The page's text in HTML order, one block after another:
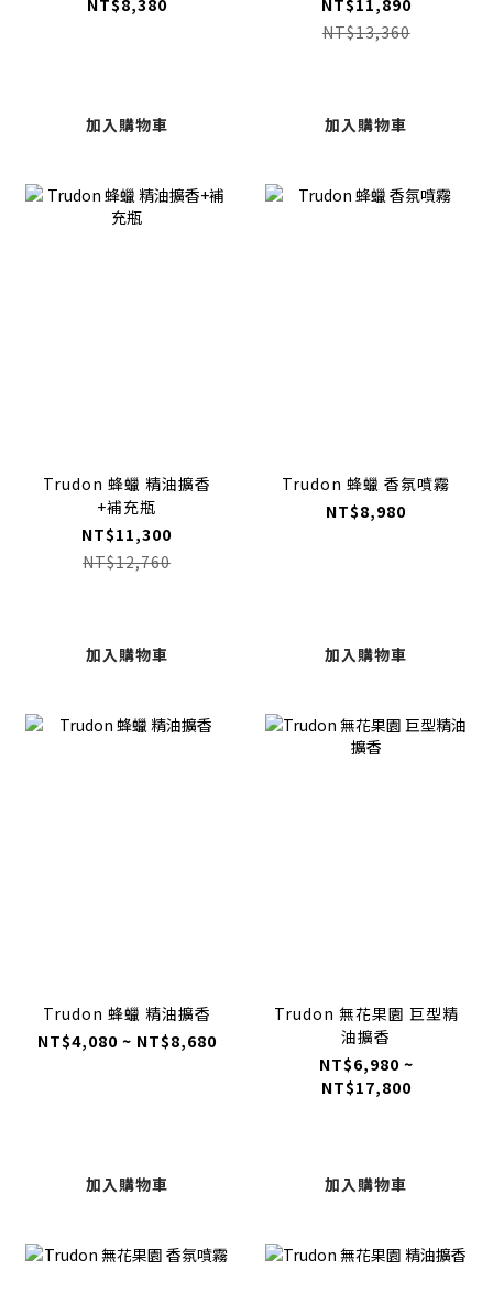
NT$8,380
加入購物車
NT$11,890
NT$13,360
加入購物車
Trudon 蜂蠟 精油擴香
+補充瓶
NT$11,300
NT$12,760
加入購物車
Trudon 蜂蠟 香氛噴霧
NT$8,980
加入購物車
Trudon 蜂蠟 精油擴香
NT$4,080 ~ NT$8,680
加入購物車
Trudon 無花果園 巨型精
油擴香
NT$6,980 ~
NT$17,800
加入購物車